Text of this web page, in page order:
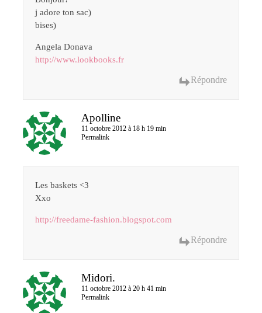
j adore ton sac)
bises)
Angela Donava
http://www.lookbooks.fr
Répondre
Apolline
11 octobre 2012 à 18 h 19 min
Permalink
Les baskets <3
Xxo
http://freedame-fashion.blogspot.com
Répondre
Midori.
11 octobre 2012 à 20 h 41 min
Permalink